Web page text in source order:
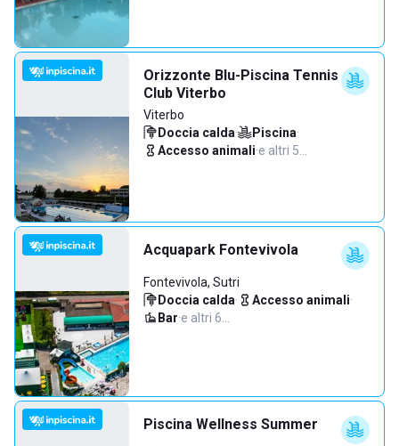
Orizzonte Blu-Piscina Tennis
Club Viterbo
Viterbo
Doccia calda· Piscina·
Accesso animali·e altri 5…
Acquapark Fontevivola
Fontevivola, Sutri
Doccia calda· Accesso animali·
Bar·e altri 6…
Piscina Wellness Summer